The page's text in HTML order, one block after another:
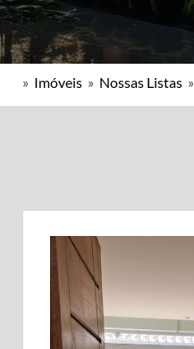
» Imóveis » Nossas Listas »